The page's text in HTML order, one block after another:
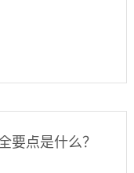
要点是什么？